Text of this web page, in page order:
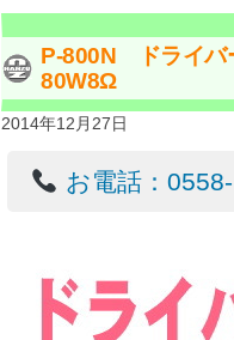
P-800N ドライバ
80W8Ω
2014年12月27日
お電話：